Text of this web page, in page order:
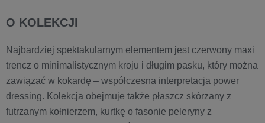
O KOLEKCJI
Najbardziej spektakularnym elementem jest czerwony maxi
trencz o minimalistycznym kroju i długim pasku, który można
zawiązać w kokardę – współczesna interpretacja power
dressing. Kolekcja obejmuje także płaszcz skórzany z
futrzanym kołnierzem, kurtkę o fasonie peleryny z